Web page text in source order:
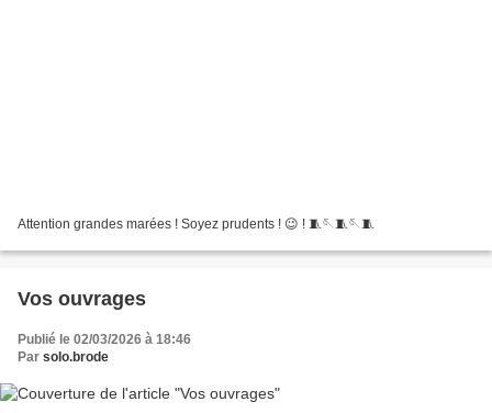
Attention grandes marées ! Soyez prudents ! 😉 ! 🧵🪡🧵🪡🧵
Vos ouvrages
Publié le 02/03/2026 à 18:46
Par solo.brode